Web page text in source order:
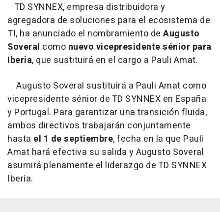
TD SYNNEX, empresa distribuidora y
agregadora de soluciones para el ecosistema de
TI, ha anunciado el nombramiento de Augusto
Soveral como nuevo vicepresidente sénior para
Iberia, que sustituirá en el cargo a Pauli Amat.
Augusto Soveral sustituirá a Pauli Amat como
vicepresidente sénior de TD SYNNEX en España
y Portugal. Para garantizar una transición fluida,
ambos directivos trabajarán conjuntamente
hasta el 1 de septiembre, fecha en la que Pauli
Amat hará efectiva su salida y Augusto Soveral
asumirá plenamente el liderazgo de TD SYNNEX
Iberia.